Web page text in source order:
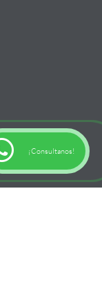
¡Consultanos!